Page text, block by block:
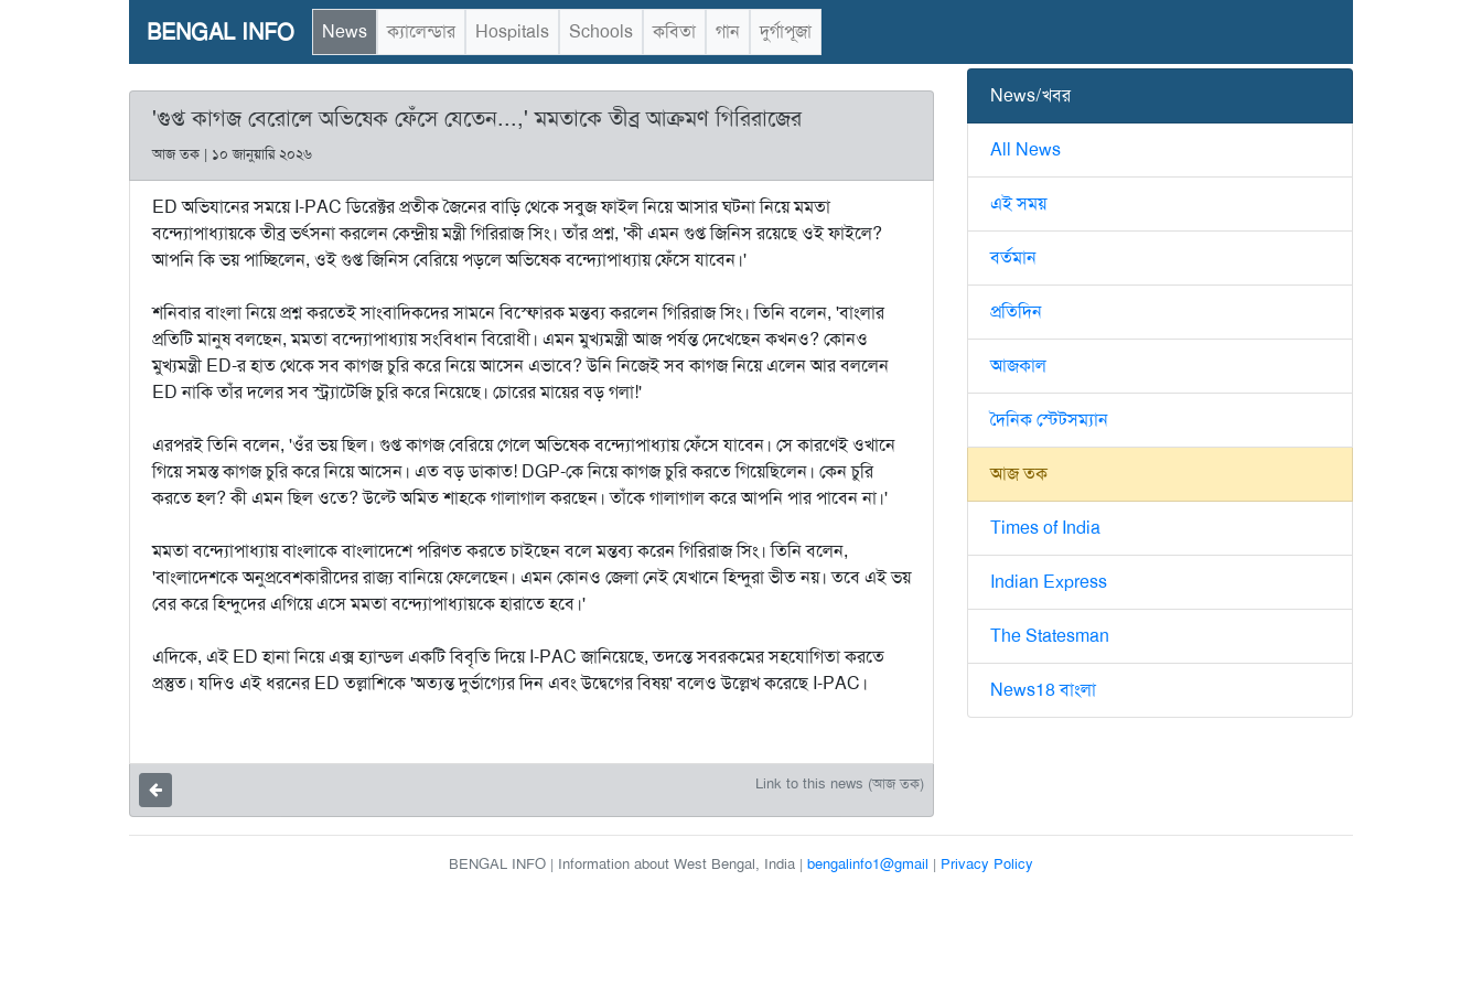
BENGAL INFO News ক্যালেন্ডার Hospitals Schools কবিতা গান দুর্গাপূজা
'গুপ্ত কাগজ বেরোলে অভিষেক ফেঁসে যেতেন...,' মমতাকে তীব্র আক্রমণ গিরিরাজের
আজ তক | ১০ জানুয়ারি ২০২৬
ED অভিযানের সময়ে I-PAC ডিরেক্টর প্রতীক জৈনের বাড়ি থেকে সবুজ ফাইল নিয়ে আসার ঘটনা নিয়ে মমতা
বন্দ্যোপাধ্যায়কে তীব্র ভর্ৎসনা করলেন কেন্দ্রীয় মন্ত্রী গিরিরাজ সিং। তাঁর প্রশ্ন, 'কী এমন গুপ্ত জিনিস রয়েছে ওই ফাইলে?
আপনি কি ভয় পাচ্ছিলেন, ওই গুপ্ত জিনিস বেরিয়ে পড়লে অভিষেক বন্দ্যোপাধ্যায় ফেঁসে যাবেন।'
শনিবার বাংলা নিয়ে প্রশ্ন করতেই সাংবাদিকদের সামনে বিস্ফোরক মন্তব্য করলেন গিরিরাজ সিং। তিনি বলেন, 'বাংলার
প্রতিটি মানুষ বলছেন, মমতা বন্দ্যোপাধ্যায় সংবিধান বিরোধী। এমন মুখ্যমন্ত্রী আজ পর্যন্ত দেখেছেন কখনও? কোনও
মুখ্যমন্ত্রী ED-র হাত থেকে সব কাগজ চুরি করে নিয়ে আসেন এভাবে? উনি নিজেই সব কাগজ নিয়ে এলেন আর বললেন
ED নাকি তাঁর দলের সব স্ট্র্যাটেজি চুরি করে নিয়েছে। চোরের মায়ের বড় গলা!'
এরপরই তিনি বলেন, 'ওঁর ভয় ছিল। গুপ্ত কাগজ বেরিয়ে গেলে অভিষেক বন্দ্যোপাধ্যায় ফেঁসে যাবেন। সে কারণেই ওখানে
গিয়ে সমস্ত কাগজ চুরি করে নিয়ে আসেন। এত বড় ডাকাত! DGP-কে নিয়ে কাগজ চুরি করতে গিয়েছিলেন। কেন চুরি
করতে হল? কী এমন ছিল ওতে? উল্টে অমিত শাহকে গালাগাল করছেন। তাঁকে গালাগাল করে আপনি পার পাবেন না।'
মমতা বন্দ্যোপাধ্যায় বাংলাকে বাংলাদেশে পরিণত করতে চাইছেন বলে মন্তব্য করেন গিরিরাজ সিং। তিনি বলেন,
'বাংলাদেশকে অনুপ্রবেশকারীদের রাজ্য বানিয়ে ফেলেছেন। এমন কোনও জেলা নেই যেখানে হিন্দুরা ভীত নয়। তবে এই ভয়
বের করে হিন্দুদের এগিয়ে এসে মমতা বন্দ্যোপাধ্যায়কে হারাতে হবে।'
এদিকে, এই ED হানা নিয়ে এক্স হ্যান্ডল একটি বিবৃতি দিয়ে I-PAC জানিয়েছে, তদন্তে সবরকমের সহযোগিতা করতে
প্রস্তুত। যদিও এই ধরনের ED তল্লাশিকে 'অত্যন্ত দুর্ভাগ্যের দিন এবং উদ্বেগের বিষয়' বলেও উল্লেখ করেছে I-PAC।
Link to this news (আজ তক)
News/খবর
All News
এই সময়
বর্তমান
প্রতিদিন
আজকাল
দৈনিক স্টেটসম্যান
আজ তক
Times of India
Indian Express
The Statesman
News18 বাংলা
BENGAL INFO | Information about West Bengal, India | bengalinfo1@gmail | Privacy Policy